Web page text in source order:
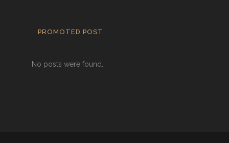
PROMOTED POST
No posts were found.